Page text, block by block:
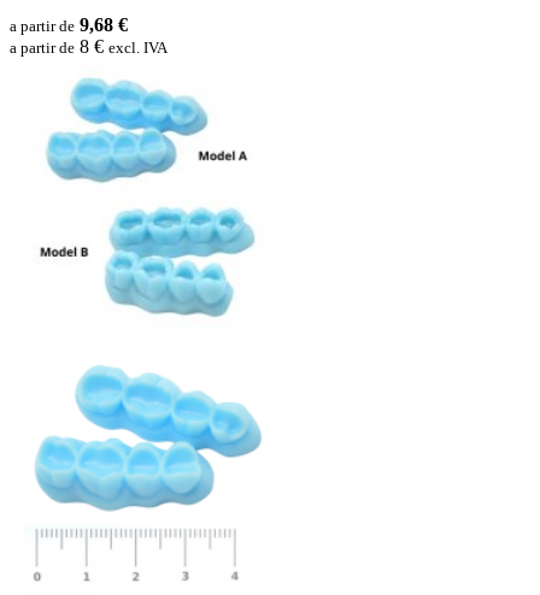
a partir de 9,68 €
a partir de 8 € excl. IVA